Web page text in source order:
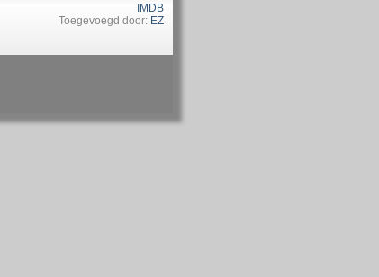
IMDB
Toegevoegd door: EZ